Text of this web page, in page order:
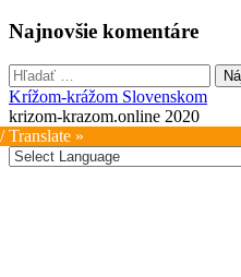
Najnovšie komentáre
Hľadať:
Krížom-krážom Slovenskom
krizom-krazom.online 2020
Translate »